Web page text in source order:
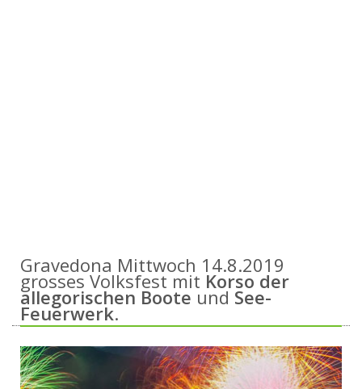
Gravedona Mittwoch 14.8.2019
grosses Volksfest mit Korso der
allegorischen Boote und See-
Feuerwerk.